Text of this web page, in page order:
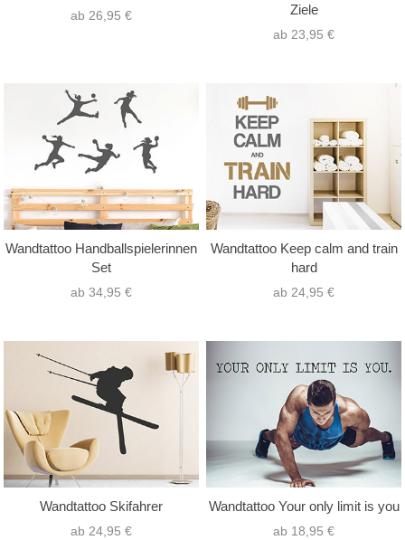
ab 26,95 €
Ziele
ab 23,95 €
Wandtattoo Handballspielerinnen
Set
ab 34,95 €
Wandtattoo Keep calm and train
hard
ab 24,95 €
Wandtattoo Skifahrer
ab 24,95 €
Wandtattoo Your only limit is you
ab 18,95 €